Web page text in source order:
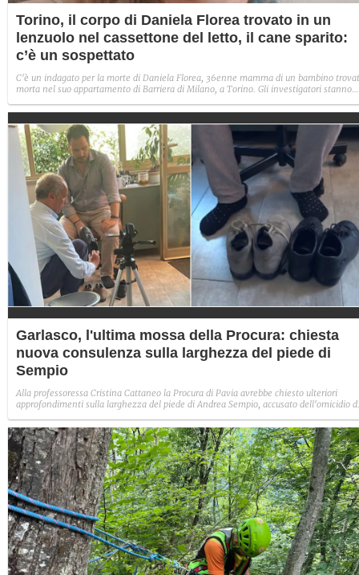
Torino, il corpo di Daniela Florea trovato in un
lenzuolo nel cassettone del letto, il cane sparito:
c’è un sospettato
C'è un indagato per la morte di Daniela Florea, 36enne mamma di un bambino
morta nel suo appartamento di Barriera di Milano, a Torino. Gli investigatori stanno
padre del piccolo. Nell'appartamento dove è stato trovato il corpo, non risultano segni
di scasso.
Garlasco, l'ultima mossa della Procura: chiesta
nuova consulenza sulla larghezza del piede di
Sempio
Alla professoressa Cristina Cattaneo la Procura di Pavia avrebbe chiesto ulteriori
approfondimenti sulla larghezza del piede di Andrea Sempio, accusato dell'omicidio di
chiusura delle indagini dalla difesa dell'indagato.